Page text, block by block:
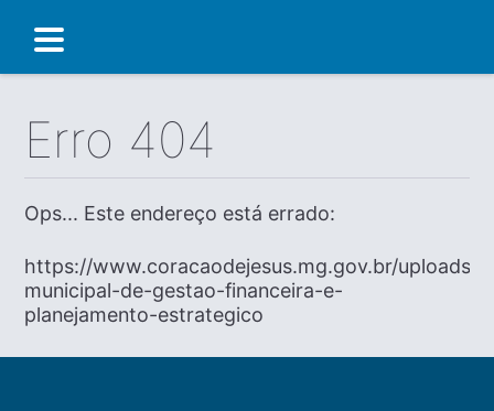
Erro 404
Ops... Este endereço está errado:
https://www.coracaodejesus.mg.gov.br/uploads/
municipal-de-gestao-financeira-e-
planejamento-estrategico